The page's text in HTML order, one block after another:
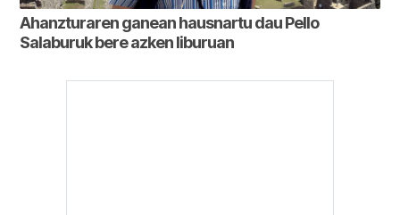
Ahanzturaren ganean hausnartu dau Pello
Salaburuk bere azken liburuan